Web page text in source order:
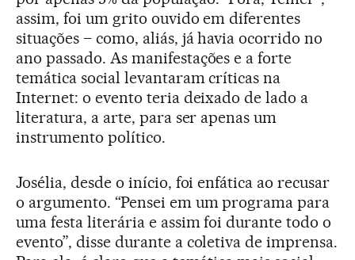
assim, foi um grito ouvido em diferentes
situações – como, aliás, já havia ocorrido no
ano passado. As manifestações e a forte
temática social levantaram críticas na
Internet: o evento teria deixado de lado a
literatura, a arte, para ser apenas um
instrumento político.
Josélia, desde o início, foi enfática ao recusar
o argumento. “Pensei em um programa para
uma festa literária e assim foi durante todo o
evento”, disse durante a coletiva de imprensa.